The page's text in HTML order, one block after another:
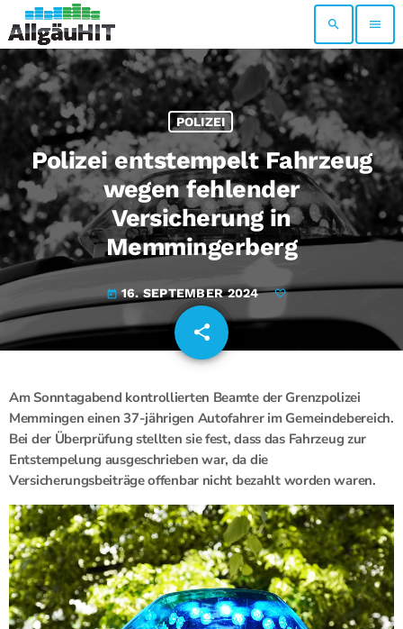
search menu
POLIZEI
Polizei entstempelt Fahrzeug
wegen fehlender
Versicherung in
Memmingerberg
today 16. SEPTEMBER 2024
share
email
Am Sonntagabend kontrollierten Beamte der Grenzpolizei
Memmingen einen 37-jährigen Autofahrer im Gemeindebereich.
Bei der Überprüfung stellten sie fest, dass das Fahrzeug zur
Entstempelung ausgeschrieben war, da die
Versicherungsbeiträge offenbar nicht bezahlt worden waren.